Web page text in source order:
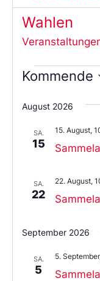
Wahlen
Kommende
Sie
das
aus.
August 2026
SA.
15
15. August,
SA.
22
22. August,
September 2026
SA.
5
5.